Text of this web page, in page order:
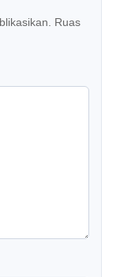
Ruas